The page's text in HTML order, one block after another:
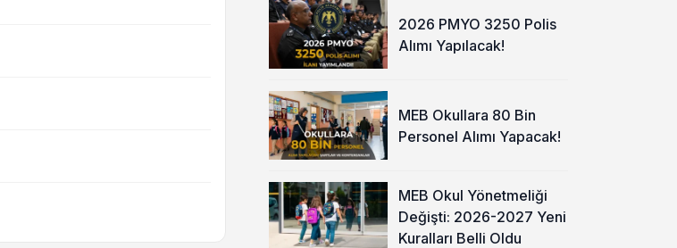
2026 PMYO 3250 Polis
Alımı Yapılacak!
MEB Okullara 80 Bin
Personel Alımı Yapacak!
MEB Okul Yönetmeliği
Değişti: 2026-2027 Yeni
Kuralları Belli Oldu